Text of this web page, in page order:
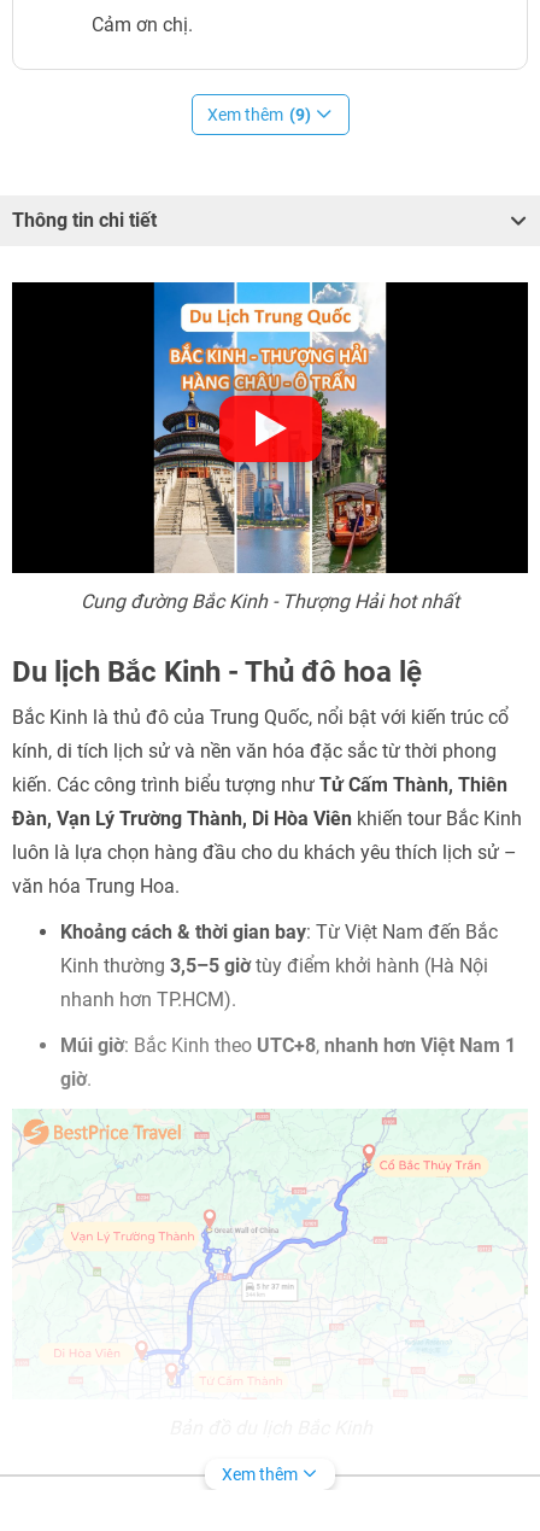
Cảm ơn chị.
Xem thêm (9)
Thông tin chi tiết
Cung đường Bắc Kinh - Thượng Hải hot nhất
Du lịch Bắc Kinh - Thủ đô hoa lệ
Bắc Kinh là thủ đô của Trung Quốc, nổi bật với kiến trúc cổ
kính, di tích lịch sử và nền văn hóa đặc sắc từ thời phong
kiến. Các công trình biểu tượng như Tử Cấm Thành, Thiên
Đàn, Vạn Lý Trường Thành, Di Hòa Viên khiến tour Bắc Kinh
luôn là lựa chọn hàng đầu cho du khách yêu thích lịch sử –
văn hóa Trung Hoa.
Khoảng cách & thời gian bay: Từ Việt Nam đến Bắc
Kinh thường 3,5–5 giờtùy điểm khởi hành (Hà Nội
nhanh hơn TP.HCM).
Múi giờ: Bắc Kinh theo UTC+8, nhanh hơn Việt Nam 1
giờ.
Thời tiết tại Bắc Kinh
Xem thêm